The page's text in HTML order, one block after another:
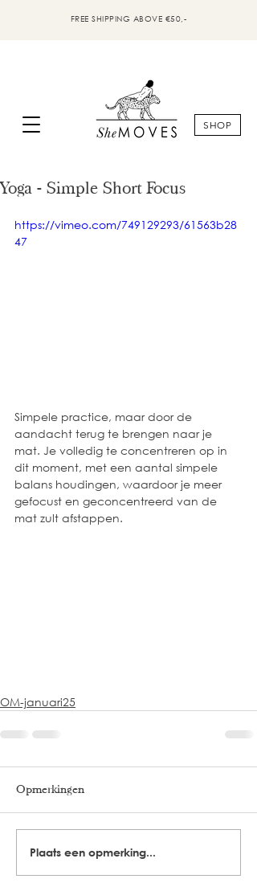
FREE SHIPPING ABOVE €50,-
SHOP
Yoga - Simple Short Focus
https://vimeo.com/749129293/61563b28
47
Simpele practice, maar door de
aandacht terug te brengen naar je
mat. Je volledig te concentreren op in
dit moment, met een aantal simpele
balans houdingen, waardoor je meer
gefocust en geconcentreerd van de
mat zult afstappen.
OM-januari25
Opmerkingen
Plaats een opmerking...